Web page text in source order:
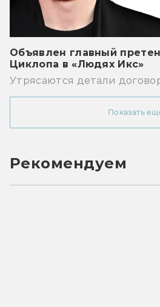
Объявлен главный
Циклопа в «Людях Икс»
Утрясаются детали
Показать
Рекомендуем